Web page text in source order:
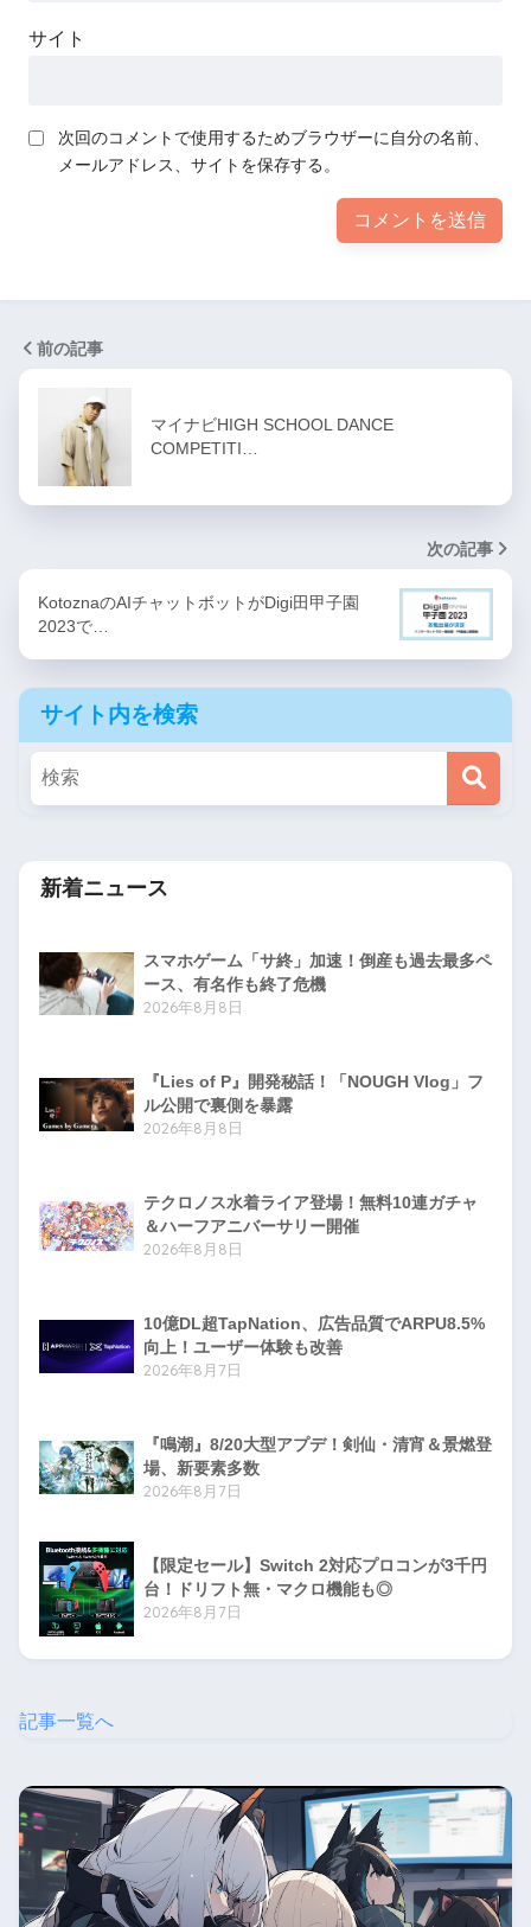
サイト
次回のコメントで使用するためブラウザーに自分の名前、
メールアドレス、サイトを保存する。
前の記事
マイナビHIGH SCHOOL DANCE
COMPETITI…
次の記事
KotoznaのAIチャットボットがDigi田甲子園
2023で…
サイト内を検索
新着ニュース
スマホゲーム「サ終」加速！倒産も過去最多ペ
ース、有名作も終了危機
2026年8月8日
『Lies of P』開発秘話！「NOUGH Vlog」フ
ル公開で裏側を暴露
2026年8月8日
テクロノス水着ライア登場！無料10連ガチャ
＆ハーフアニバーサリー開催
2026年8月8日
10億DL超TapNation、広告品質でARPU8.5%
向上！ユーザー体験も改善
2026年8月7日
『鳴潮』8/20大型アプデ！剣仙・清宵＆景燃登
場、新要素多数
2026年8月7日
【限定セール】Switch 2対応プロコンが3千円
台！ドリフト無・マクロ機能も◎
2026年8月7日
記事一覧へ